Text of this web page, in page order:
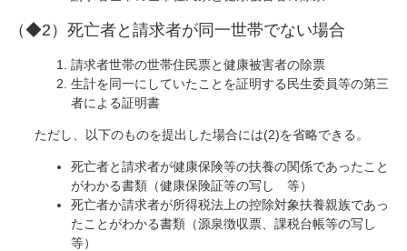
（◆2）死亡者と請求者が同一世帯でない場合
請求者世帯の世帯住民票と健康被害者の除票
生計を同一にしていたことを証明する民生委員等の第三
者による証明書
ただし、以下のものを提出した場合には(2)を省略できる。
死亡者と請求者が健康保険等の扶養の関係であったこと
がわかる書類（健康保険証等の写し 等）
死亡者か請求者が所得税法上の控除対象扶養親族であっ
たことがわかる書類（源泉徴収票、課税台帳等の写し
等）